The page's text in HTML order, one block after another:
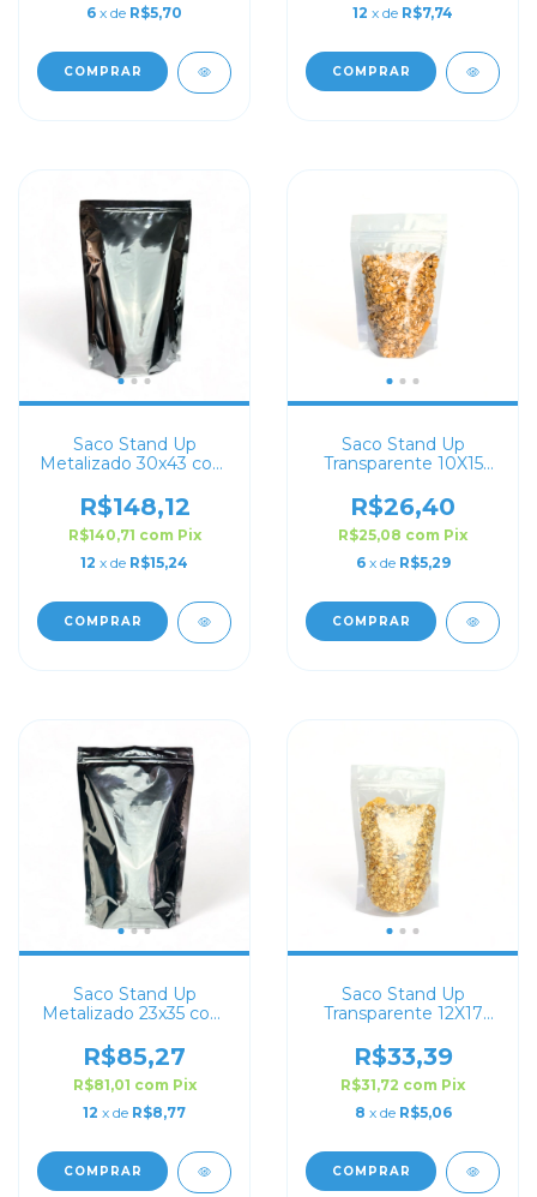
6 x de R$5,70
COMPRAR
12 x de R$7,74
COMPRAR
Saco Stand Up
Metalizado 30x43 com
R$148,12
R$140,71 com Pix
12 x de R$15,24
COMPRAR
Saco Stand Up
Transparente 10X15
R$26,40
R$25,08 com Pix
6 x de R$5,29
COMPRAR
Saco Stand Up
Metalizado 23x35 com
R$85,27
R$81,01 com Pix
12 x de R$8,77
COMPRAR
Saco Stand Up
Transparente 12X17
R$33,39
R$31,72 com Pix
8 x de R$5,06
COMPRAR